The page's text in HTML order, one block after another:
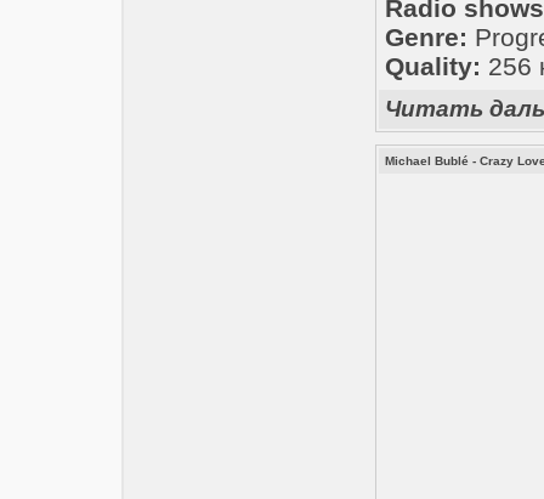
Radio
Genre:
Quality: 256
Читать
Michael Bublé - Crazy